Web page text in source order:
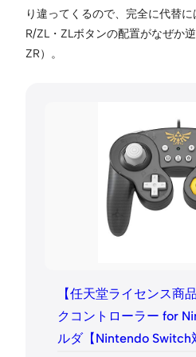
り違ってくるので、完全に代替
R/ZL・ZLボタンの配置がなぜか
ZR）。
【任天堂ライセンス商
クコントローラー for
ルダ【Nintendo Switch